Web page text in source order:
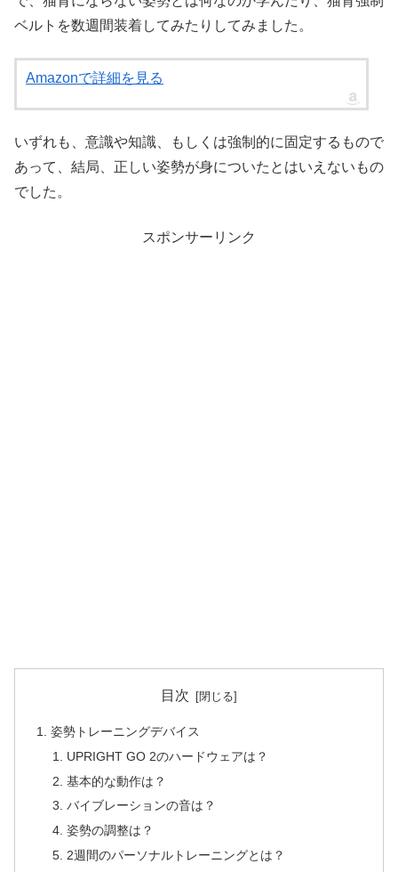
ベルトを数週間装着してみたりしてみました。
Amazonで詳細を見る
いずれも、意識や知識、もしくは強制的に固定するもので
あって、結局、正しい姿勢が身についたとはいえないもの
でした。
スポンサーリンク
目次
姿勢トレーニングデバイス
UPRIGHT GO 2のハードウェアは？
基本的な動作は？
バイブレーションの音は？
姿勢の調整は？
2週間のパーソナルトレーニングとは？